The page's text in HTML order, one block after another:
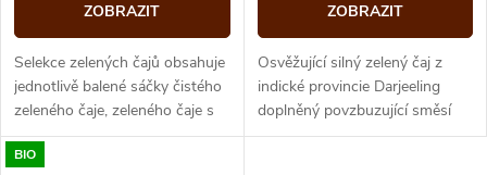
ZOBRAZIT
Selekce zelených čajů obsahuje
jednotlivě balené sáčky čistého
zeleného čaje, zeleného čaje s
mátou a lékořicí, zeleného čaje
s limetkou a zeleného...
ZOBRAZIT
Osvěžující silný zelený čaj z
indické provincie Darjeeling
doplněný povzbuzující směsí
orientálních bylinek a
BIO